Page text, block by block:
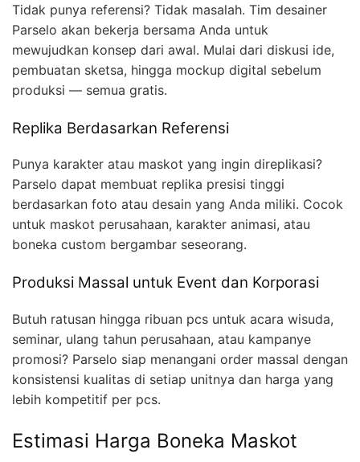
Tidak punya referensi? Tidak masalah. Tim desainer
Parselo akan bekerja bersama Anda untuk
mewujudkan konsep dari awal. Mulai dari diskusi ide,
pembuatan sketsa, hingga mockup digital sebelum
produksi — semua gratis.
Replika Berdasarkan Referensi
Punya karakter atau maskot yang ingin direplikasi?
Parselo dapat membuat replika presisi tinggi
berdasarkan foto atau desain yang Anda miliki. Cocok
untuk maskot perusahaan, karakter animasi, atau
boneka custom bergambar seseorang.
Produksi Massal untuk Event dan Korporasi
Butuh ratusan hingga ribuan pcs untuk acara wisuda,
seminar, ulang tahun perusahaan, atau kampanye
promosi? Parselo siap menangani order massal dengan
konsistensi kualitas di setiap unitnya dan harga yang
lebih kompetitif per pcs.
Estimasi Harga Boneka Maskot